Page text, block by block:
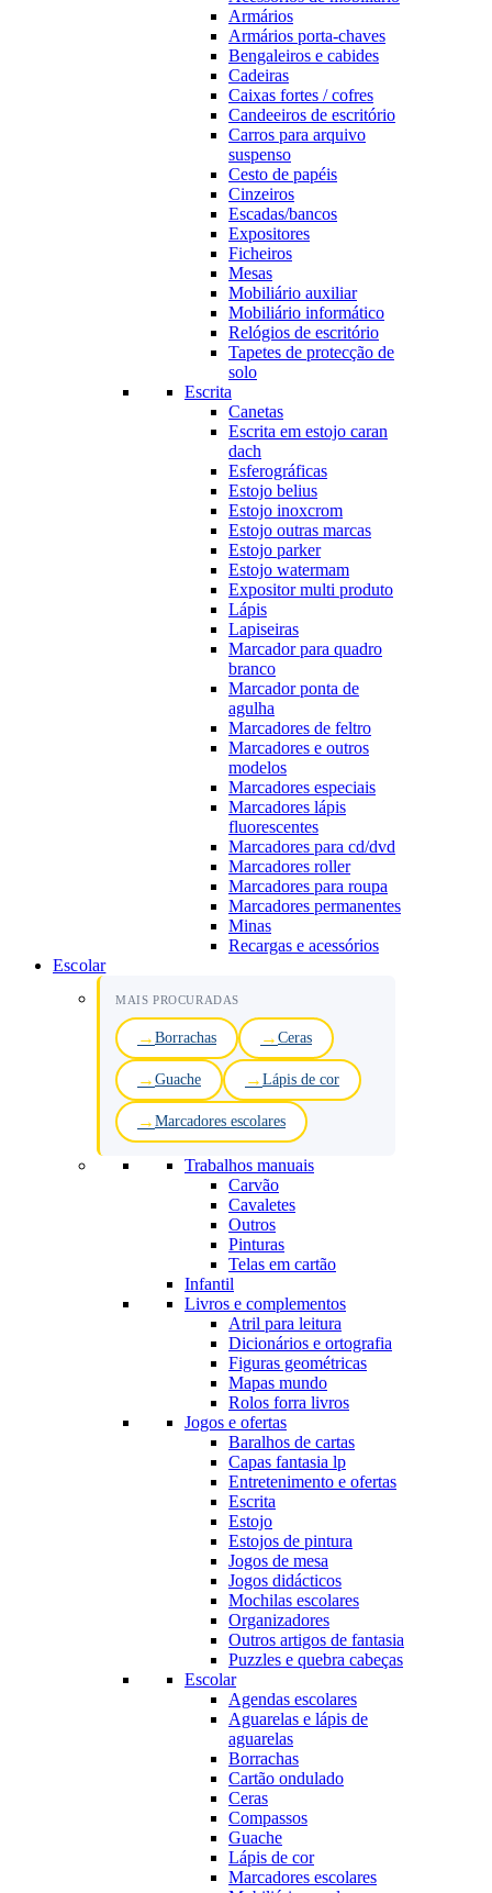
Armários
Armários porta-chaves
Bengaleiros e cabides
Cadeiras
Caixas fortes / cofres
Candeeiros de escritório
Carros para arquivo
suspenso
Cesto de papéis
Cinzeiros
Escadas/bancos
Expositores
Ficheiros
Mesas
Mobiliário auxiliar
Mobiliário informático
Relógios de escritório
Tapetes de protecção de
solo
Escrita
Canetas
Escrita em estojo caran
dach
Esferográficas
Estojo belius
Estojo inoxcrom
Estojo outras marcas
Estojo parker
Estojo watermam
Expositor multi produto
Lápis
Lapiseiras
Marcador para quadro
branco
Marcador ponta de
agulha
Marcadores de feltro
Marcadores e outros
modelos
Marcadores especiais
Marcadores lápis
fluorescentes
Marcadores para cd/dvd
Marcadores roller
Marcadores para roupa
Marcadores permanentes
Minas
Recargas e acessórios
Escolar
MAIS PROCURADAS
Borrachas Ceras
Guache Lápis de cor
Marcadores escolares
Trabalhos manuais
Carvão
Cavaletes
Outros
Pinturas
Telas em cartão
Infantil
Livros e complementos
Atril para leitura
Dicionários e ortografia
Figuras geométricas
Mapas mundo
Rolos forra livros
Jogos e ofertas
Baralhos de cartas
Capas fantasia lp
Entretenimento e ofertas
Escrita
Estojo
Estojos de pintura
Jogos de mesa
Jogos didácticos
Mochilas escolares
Organizadores
Outros artigos de fantasia
Puzzles e quebra cabeças
Escolar
Agendas escolares
Aguarelas e lápis de
aguarelas
Borrachas
Cartão ondulado
Ceras
Compassos
Guache
Lápis de cor
Marcadores escolares